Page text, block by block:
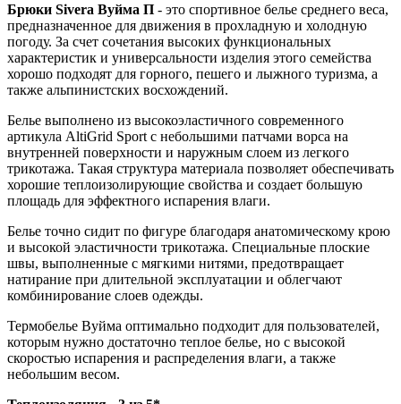
Брюки Sivera Вуйма П - это спортивное белье среднего веса,
предназначенное для движения в прохладную и холодную
погоду. За счет сочетания высоких функциональных
характеристик и универсальности изделия этого семейства
хорошо подходят для горного, пешего и лыжного туризма, а
также альпинистских восхождений.
Белье выполнено из высокоэластичного современного
артикула AltiGrid Sport с небольшими патчами ворса на
внутренней поверхности и наружным слоем из легкого
трикотажа. Такая структура материала позволяет обеспечивать
хорошие теплоизолирующие свойства и создает большую
площадь для эффектного испарения влаги.
Белье точно сидит по фигуре благодаря анатомическому крою
и высокой эластичности трикотажа. Специальные плоские
швы, выполненные с мягкими нитями, предотвращает
натирание при длительной эксплуатации и облегчают
комбинирование слоев одежды.
Термобелье Вуйма оптимально подходит для пользователей,
которым нужно достаточно теплое белье, но с высокой
скоростью испарения и распределения влаги, а также
небольшим весом.